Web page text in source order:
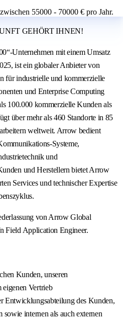
55000 - 70000 € pro Jahr.
GEHÖRT IHNEN!
Unternehmen mit einem Umsatz
ist ein globaler Anbieter von
für industrielle und kommerzielle
und Enterprise Computing
100.000 kommerzielle Kunden als
über mehr als 460 Standorte in 85
weltweit. Arrow bedient
Systeme,
und
und Herstellern bietet Arrow
Services und technischer Expertise
von Arrow Global
Field Application Engineer.
Kunden, unseren
eigenen Vertrieb
Entwicklungsabteilung des Kunden,
sowie internen als auch externen